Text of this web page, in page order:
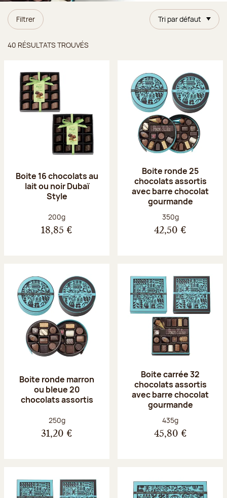
Filtrer Tri par défaut
40 RÉSULTATS TROUVÉS
Boite 16 chocolats au
lait ou noir Dubaï
Style
Poids net :
200g
18,85 €
Boite ronde 25
chocolats assortis
avec barre chocolat
gourmande
Poids net :
350g
42,50 €
Boite ronde marron
ou bleue 20
chocolats assortis
Poids net :
250g
31,20 €
Boite carrée 32
chocolats assortis
avec barre chocolat
gourmande
Poids net :
435g
45,80 €